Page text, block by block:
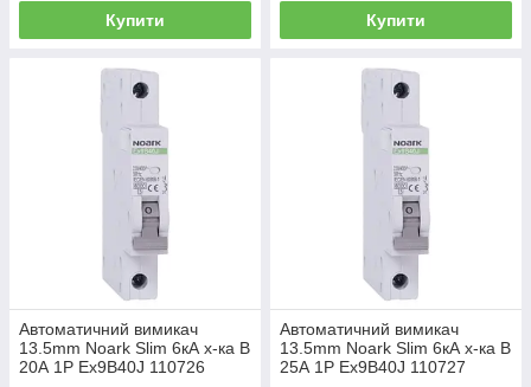
Купити Купити
Автоматичний вимикач
13.5mm Noark Slim 6кА х-ка B
20А 1P Ex9B40J 110726
Автоматичний вимикач
13.5mm Noark Slim 6кА х-ка B
25А 1P Ex9B40J 110727